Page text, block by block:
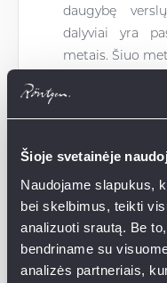
Šioje svetainėje
Naudojame slapukus,
bei skelbimus, teikti
analizuoti srautą. Be
bendriname su
analizės partneriais,
daugybę
dalyviai yra
metais. Šiuo
didžiausią
pradžios
laikotarpis yra
anksčiau.
Pagalbą
Vyriausybė –